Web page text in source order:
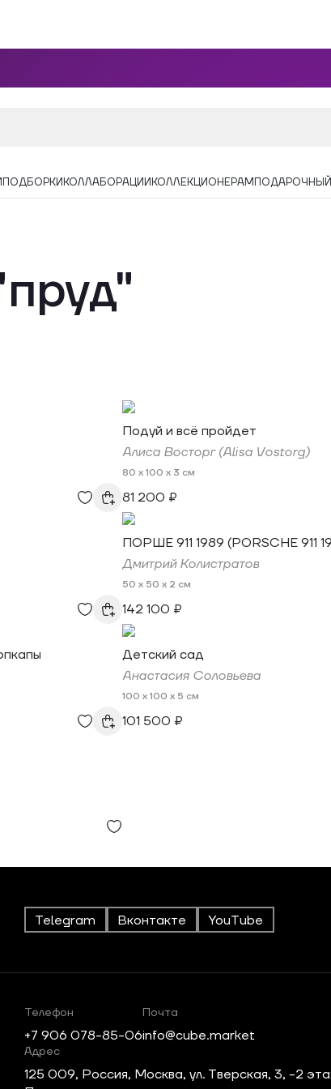
ПОДБОРКИ КОЛЛАБОРАЦИИ КОЛЛЕКЦИОНЕРАМ
Подуй и всё пройдет
Алиса Восторг (Alisa Vostorg)
80 x 100 x 3 см
81 200 ₽
ПОРШЕ 911 1989 (PORSCHE 911
Дмитрий Колистратов
50 x 50 x 2 см
142 100 ₽
Детский сад
Анастасия Соловьева
100 x 100 x 5 см
101 500 ₽
Telegram Вконтакте YouTube
Телефон
+7 906 078-85-06
Почта
info@cube.market
Адрес
125 009, Россия, Москва, ул. Тверская, 3, -2